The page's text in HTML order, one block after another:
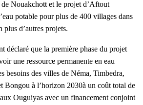
Nouakchott et le projet d’Aftout
potable pour plus de 400 villages dans
d’autres projets.
déclaré que la première phase du projet
une ressource permanente en eau
besoins des villes de Néma, Timbedra,
Bongou à l’horizon 2030à un coût total de
Ouguiyas avec un financement conjoint